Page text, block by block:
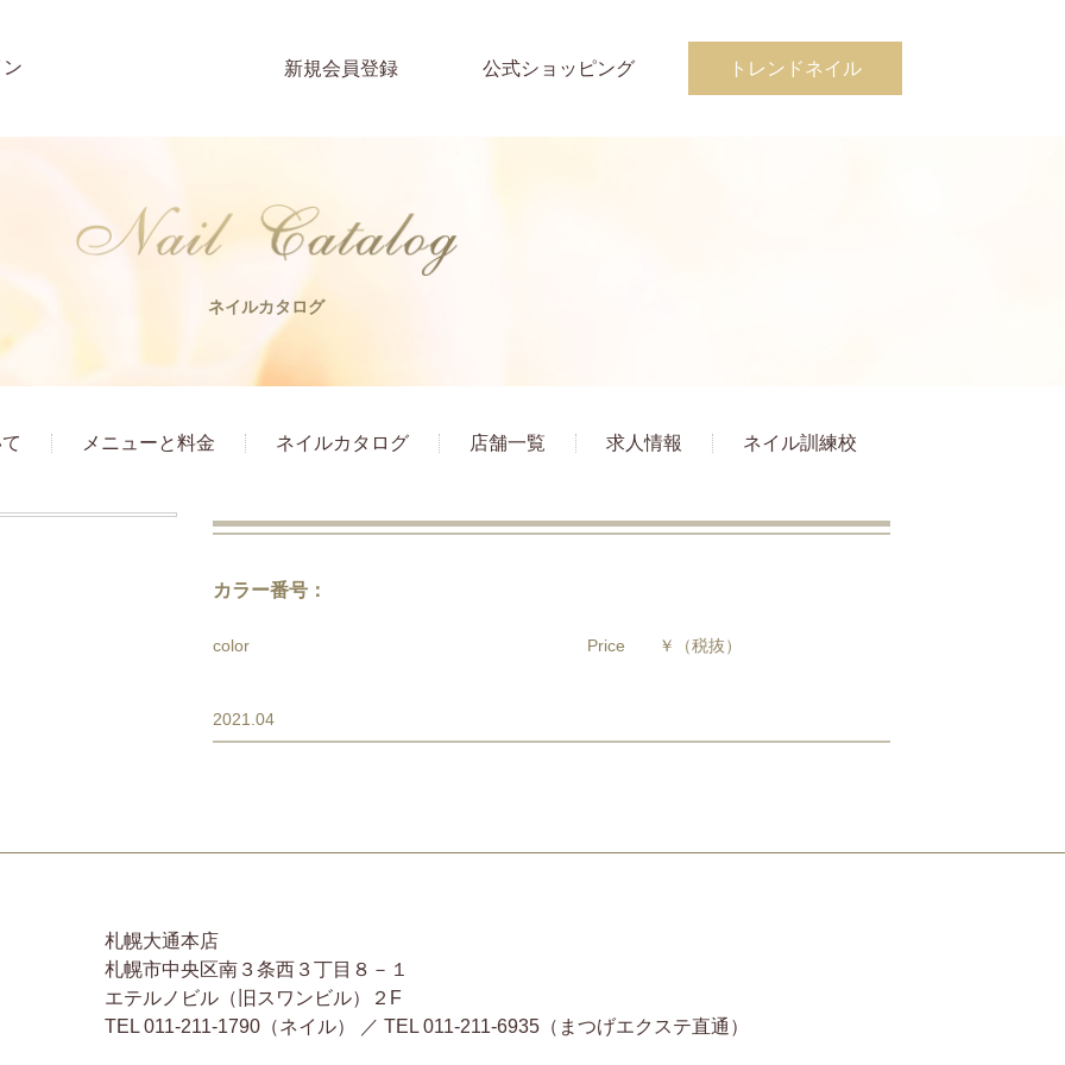
新規会員登録 公式ショッピング トレンドネイル
ネイルカタログ
メニューと料金 ネイルカタログ 店舗一覧 求人情報 ネイル訓練校
カラー番号：
color Price ￥ （税抜）
2021.04
札幌大通本店
札幌市中央区南３条西３丁目８－１
エテルノビル（旧スワンビル）２F
TEL 011-211-1790（ネイル） ／ TEL 011-211-6935（まつげエクステ直通）